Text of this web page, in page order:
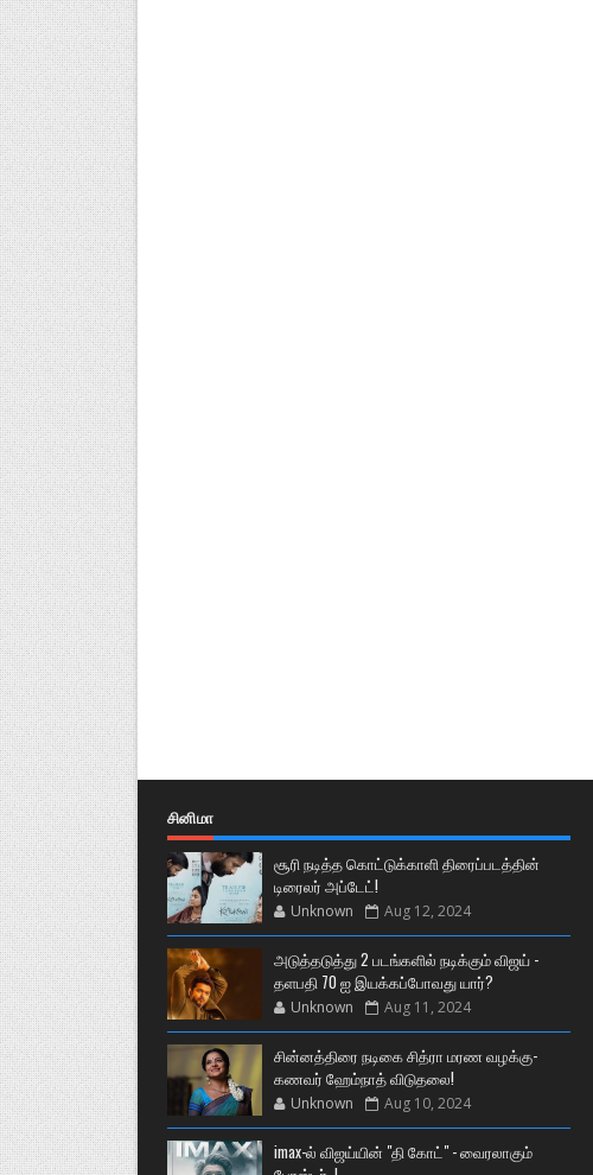
சினிமா
சூரி நடித்த கொட்டுக்காளி திரைப்படத்தின்
டிரைலர் அப்டேட்!
Unknown Aug 12, 2024
அடுத்தடுத்து 2 படங்களில் நடிக்கும் விஜய் -
தளபதி 70 ஐ இயக்கப்போவது யார்?
Unknown Aug 11, 2024
சின்னத்திரை நடிகை சித்ரா மரண வழக்கு-
கணவர் ஹேம்நாத் விடுதலை!
Unknown Aug 10, 2024
imax-ல் விஜய்யின் "தி கோட்" - வைரலாகும்